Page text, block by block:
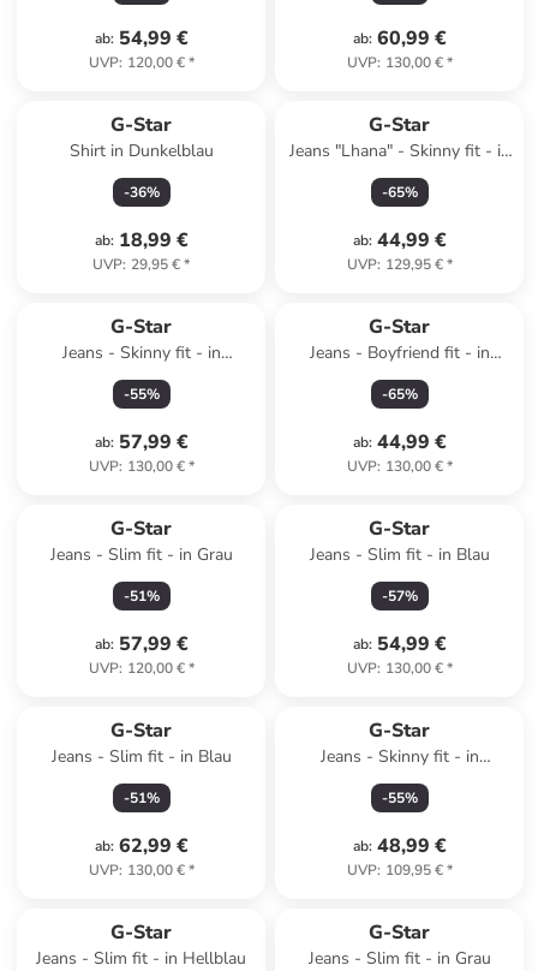
ab: 54,99 €
UVP: 120,00 €*
ab: 60,99 €
UVP: 130,00 €*
G-Star
Shirt in Dunkelblau
-36%
ab: 18,99 €
UVP: 29,95 €*
G-Star
Jeans "Lhana" - Skinny fit - in
Hellblau
-65%
ab: 44,99 €
UVP: 129,95 €*
G-Star
Jeans - Skinny fit - in
Dunkelblau
-55%
ab: 57,99 €
UVP: 130,00 €*
G-Star
Jeans - Boyfriend fit - in
Anthrazit
-65%
ab: 44,99 €
UVP: 130,00 €*
G-Star
Jeans - Slim fit - in Grau
-51%
ab: 57,99 €
UVP: 120,00 €*
G-Star
Jeans - Slim fit - in Blau
-57%
ab: 54,99 €
UVP: 130,00 €*
G-Star
Jeans - Slim fit - in Blau
-51%
ab: 62,99 €
UVP: 130,00 €*
G-Star
Jeans - Skinny fit - in
Dunkelblau
-55%
ab: 48,99 €
UVP: 109,95 €*
G-Star
Jeans - Slim fit - in Hellblau
G-Star
Jeans - Slim fit - in Grau